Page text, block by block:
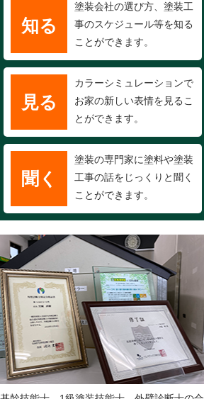
知る
塗装会社の選び方、塗装工
事のスケジュール等を知る
ことができます。
見る
カラーシミュレーションで
お家の新しい表情を見るこ
とができます。
聞く
塗装の専門家に塗料や塗装
工事の話をじっくりと聞く
ことができます。